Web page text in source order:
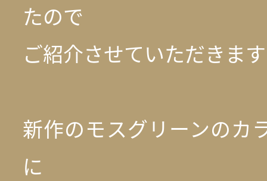
たので
ご紹介させていただきま
新作のモスグリーンのカ
に